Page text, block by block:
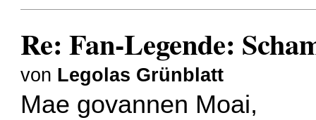
Re: Fan-Legende:
von Legolas Grünblatt
Mae govannen Moai,